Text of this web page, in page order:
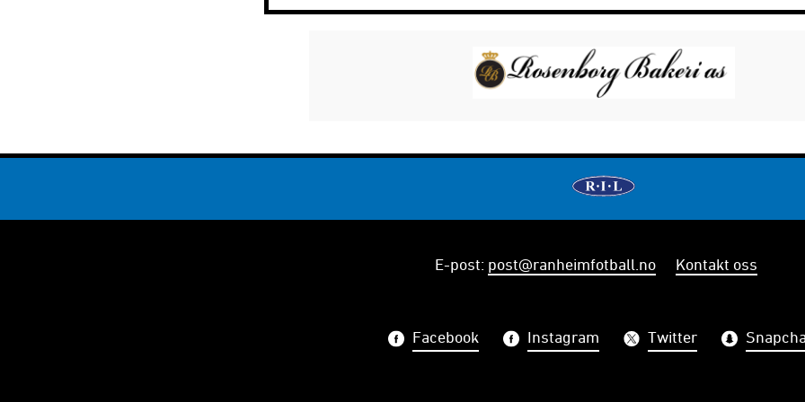
E-post: post@ranheimfotball.no Kontakt oss
Facebook Instagram Twitter